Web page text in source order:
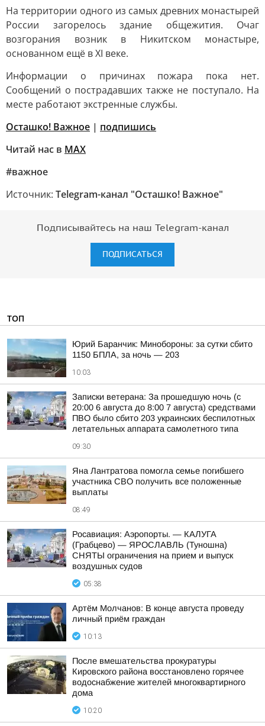
На территории одного из самых древних монастырей
России загорелось здание общежития. Очаг
возгорания возник в Никитском монастыре,
основанном ещё в XI веке.
Информации о причинах пожара пока нет.
Сообщений о пострадавших также не поступало. На
месте работают экстренные службы.
Осташко! Важное | подпишись
Читай нас в МАХ
#важное
Источник: Telegram-канал "Осташко! Важное"
Подписывайтесь на наш Telegram-канал
ПОДПИСАТЬСЯ
ТОП
Юрий Баранчик: Минобороны: за сутки сбито
1150 БПЛА, за ночь — 203
10:03
Записки ветерана: За прошедшую ночь (с
20:00 6 августа до 8:00 7 августа) средствами
ПВО было сбито 203 украинских беспилотных
летательных аппарата самолетного типа
09:30
Яна Лантратова помогла семье погибшего
участника СВО получить все положенные
выплаты
08:49
Росавиация: Аэропорты. — КАЛУГА
(Грабцево) — ЯРОСЛАВЛЬ (Туношна)
СНЯТЫ ограничения на прием и выпуск
воздушных судов
05:38
Артём Молчанов: В конце августа проведу
личный приём граждан
10:13
После вмешательства прокуратуры
Кировского района восстановлено горячее
водоснабжение жителей многоквартирного
дома
10:20